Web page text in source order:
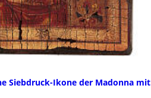
Siebdruck-Ikone der Madonna mit